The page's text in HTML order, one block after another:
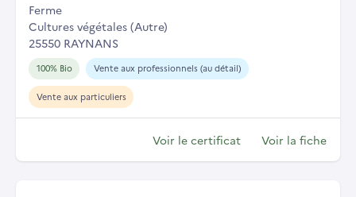
Ferme
Cultures végétales (Autre)
25550 RAYNANS
100% Bio Vente aux professionnels (au détail)
Vente aux particuliers
Voir le certificat Voir la fiche